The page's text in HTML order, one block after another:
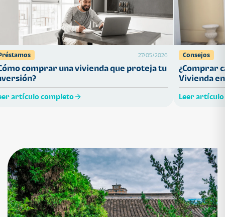
27/05/2026
comprar una vivienda que proteja tu
artículo completo
Consejos
¿Comprar
Vivienda
Leer